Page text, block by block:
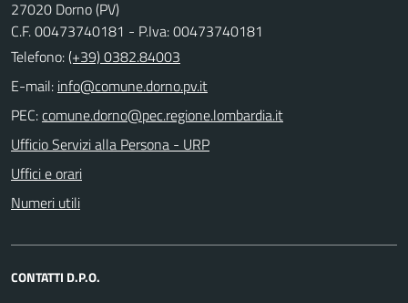
27020 Dorno (PV)
C.F. 00473740181 - P.Iva: 00473740181
Telefono:(+39) 0382.84003
E-mail:
PEC:
Ufficio Servizi alla Persona - URP
Uffici e orari
Numeri utili
CONTATTI D.P.O.